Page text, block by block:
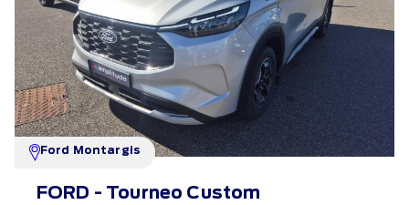
Ford Montargis
FORD - Tourneo Custom